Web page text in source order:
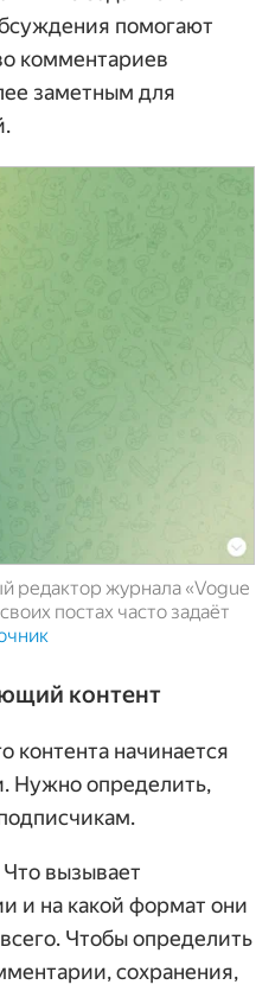
помогают
комментариев
заметным для
редактор журнала «Vogue
постах часто задаёт
контент
контента начинается
Нужно определить,
Что вызывает
и на какой формат они
Чтобы определить
сохранения,